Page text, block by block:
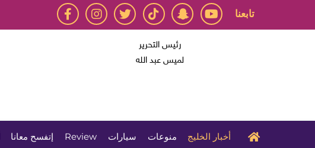
تابعنا
رئيس التحرير
لميس عبد الله
أخبار الخليج منوعات سيارات Review إتفسح معانا